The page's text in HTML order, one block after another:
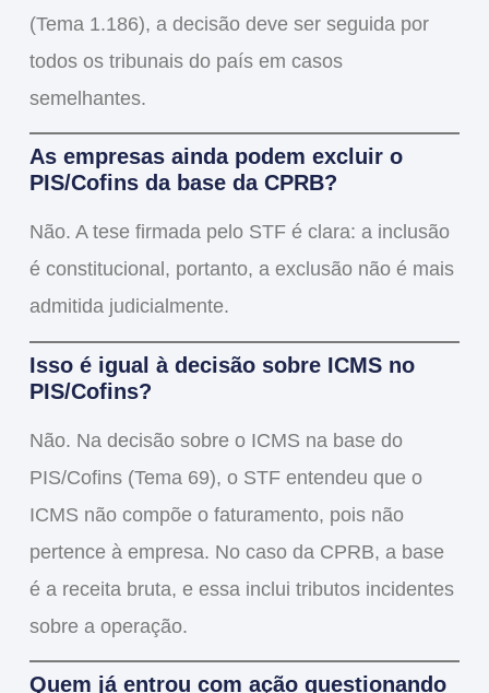
(Tema 1.186), a decisão deve ser seguida por
todos os tribunais do paísem casos
semelhantes.
As empresas ainda podem excluir o
PIS/Cofins da base da CPRB?
Não. A tese firmada pelo STF é clara: a inclusão
é constitucional , portanto, a exclusão não é mais
admitida judicialmente.
Isso é igual à decisão sobre ICMS no
PIS/Cofins?
Não. Na decisão sobre o ICMS na base do
PIS/Cofins (Tema 69), o STF entendeu que o
ICMS não compõe o faturamento, pois não
pertence à empresa. No caso da CPRB, a base
é a receita bruta, e essa inclui tributos incidentes
sobre a operação.
Quem já entrou com ação questionando